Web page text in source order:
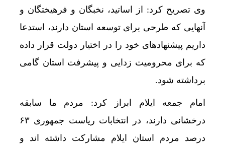
وی تصریح کرد: از اساتید، نخبگان و فرهیختگان و
آنهایی که طرحی برای توسعه استان دارند، استدعا
داریم پیشنهادهای خود را در اختیار دولت قرار داده
که برای محرومیت زدایی و پیشرفت استان گامی
برداشته شود.
امام جمعه ایلام ابراز کرد: مردم ما سابقه
درخشانی دارند، در انتخابات ریاست جمهوری ۶۳
درصد مردم استان ایلام مشارکت داشته اند و